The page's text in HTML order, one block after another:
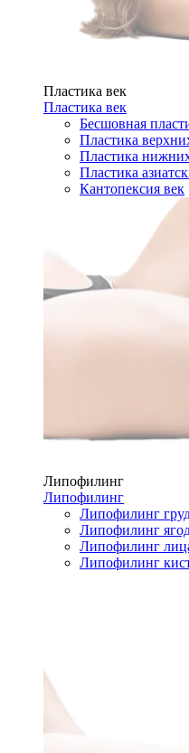
Пластика век
Пластика век
Бесшовная
Пластика
Пластика
Пластика
Кантопексия век
Липофилинг
Липофилинг
Липофилинг
Липофилинг
Липофилинг
Липофилинг